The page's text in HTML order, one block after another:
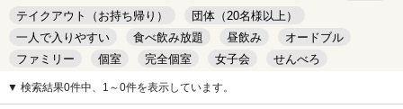
テイクアウト（お持ち帰り）
団体（20名様以上）
一人で入りやすい
食べ飲み放題 昼飲み
オードブル
ファミリー
個室 完全個室 女子会
せんべろ
キッズルーム
安い デート
▼ 検索結果0件中、1～0件を表示しています。